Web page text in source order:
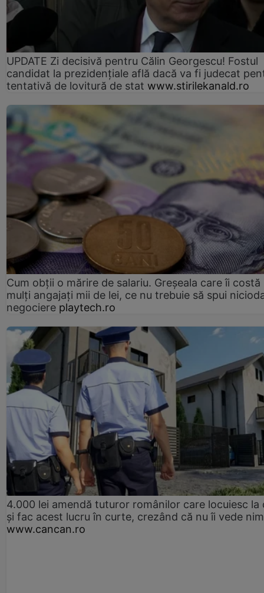
UPDATE Zi decisivă pentru Călin Georgescu! Fostul
candidat la prezidențiale află dacă va fi judecat
tentativă de lovitură de stat www.stirilekanald.ro
Cum obții o mărire de salariu. Greșeala care îi costă
mulți angajați mii de lei, ce nu trebuie să spui
negociere playtech.ro
4.000 lei amendă tuturor românilor care locuiesc la
și fac acest lucru în curte, crezând că nu îi vede
www.cancan.ro